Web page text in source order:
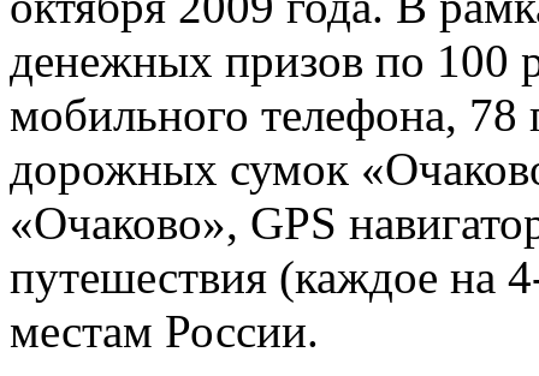
денежных призов по 100
мобильного телефона,
дорожных сумок
«Очаково», GPS
путешествия (каждое на
местам России.